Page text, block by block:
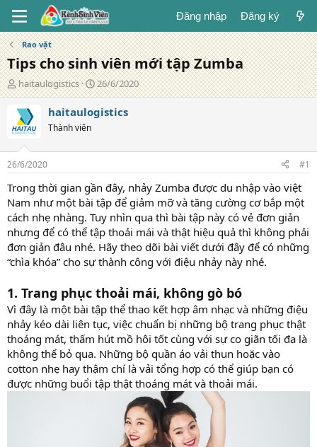
Đăng nhập Đăng ký
Rao vặt
Tips cho sinh viên mới tập Zumba
T
á
c
g
i
ả
haitaulogistics
N
g
à
y
g
26/6/2020
haitaulogistics
Thành viên
26/6/2020 #1
Trong thời gian gần đây, nhảy Zumba được du nhập vào việt
Nam như một bài tập để giảm mỡ và tăng cường cơ bắp một
cách nhẹ nhàng. Tuy nhìn qua thì bài tập này có vẻ đơn giản
nhưng để có thể tập thoải mái và thật hiệu quả thì không phải
đơn giản đâu nhé. Hãy theo dõi bài viết dưới đây để có những
“chìa khóa” cho sự thành công với điệu nhảy này nhé.
1. Trang phục thoải mái, không gò bó
Vì đây là một bài tập thể thao kết hợp âm nhạc và những điệu
nhảy kéo dài liên tục, việc chuẩn bị những bộ trang phục thật
thoáng mát, thấm hút mồ hôi tốt cùng với sự co giãn tối đa là
không thể bỏ qua. Những bộ quần áo vải thun hoặc vào
cotton nhẹ hay thậm chí là vải tổng hợp có thể giúp bạn có
được những buổi tập thật thoáng mát và thoải mái.